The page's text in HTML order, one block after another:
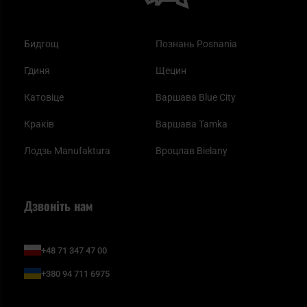
Бидгощ
Гдиня
Катовіце
Краків
Лодзь Manufaktura
Познань Posnania
Щецин
Варшава Blue City
Варшава Tamka
Вроцлав Bielany
Дзвоніть нам
+48 71 347 47 00
+380 94 711 6975